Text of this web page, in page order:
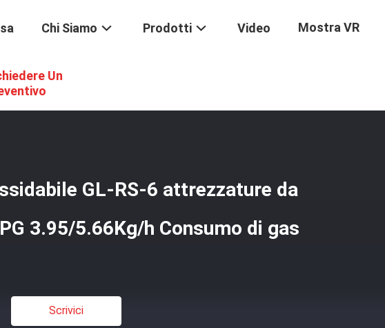
Chi Siamo Prodotti Video Mostra VR
Un
Che Cucina Attrezzatura
GL-RS-6 attrezzature da
3.95/5.66Kg/h Consumo di gas
Scrivici